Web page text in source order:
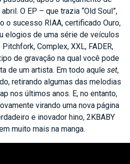
O EP – que trazia “Old Soul”,
o sucesso RIAA, certificado Ouro,
elogios de uma série de veículos
Complex, XXL, FADER,
de gravação na qual você pode
de um artista. Em todo aqule set,
retirando algumas das melodias
nos últimos anos. E, no entanto,
virando uma nova página
e inovador hino, 2KBABY
muito mais na manga.